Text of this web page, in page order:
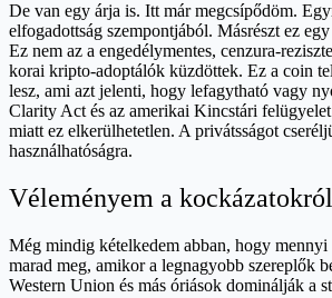
De van egy árja is. Itt már megcsípődöm.
elfogadottság szempontjából. Másrészt ez
Ez nem az a engedélymentes, cenzura-
korai kripto-adoptálók küzdöttek. Ez a coin
lesz, ami azt jelenti, hogy lefagytható vagy
Clarity Act és az amerikai Kincstári
miatt ez elkerülhetetlen. A privátsságot
használhatóságra.
Véleményem a kockázatokról
Még mindig kételkedem abban, hogy
marad meg, amikor a legnagyobb szereplők
Western Union és más óriások dominálják a